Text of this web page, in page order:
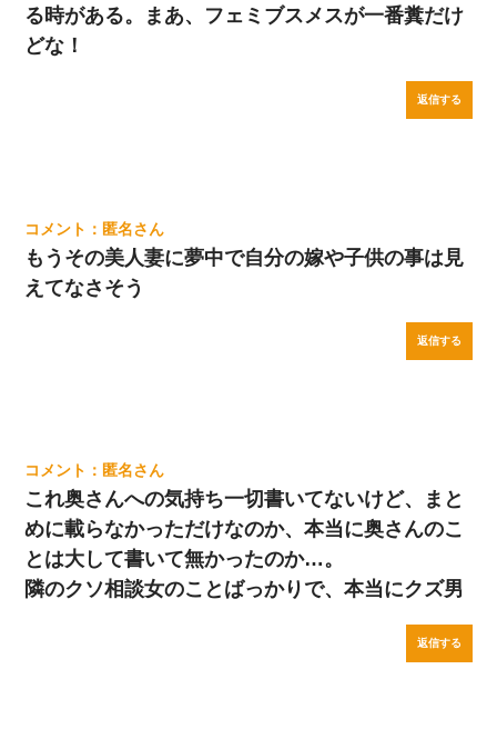
る時がある。まあ、フェミブスメスが一番糞だけ
どな！
返信する
匿名
もうその美人妻に夢中で自分の嫁や子供の事は見
えてなさそう
返信する
匿名
これ奥さんへの気持ち一切書いてないけど、まと
めに載らなかっただけなのか、本当に奥さんのこ
とは大して書いて無かったのか…。
隣のクソ相談女のことばっかりで、本当にクズ男
返信する